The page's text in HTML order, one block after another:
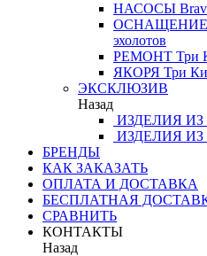
НАСОСЫ
ОСНАЩЕНИЕ
эхолотов
РЕМОНТ Три
ЯКОРЯ Три
ЭКСКЛЮЗИВ
Назад
ИЗДЕЛИЯ
ИЗДЕЛИЯ
БРЕНДЫ
КАК ЗАКАЗАТЬ
ОПЛАТА И ДОСТАВКА
БЕСПЛАТНАЯ
СРАВНИТЬ
КОНТАКТЫ
Назад